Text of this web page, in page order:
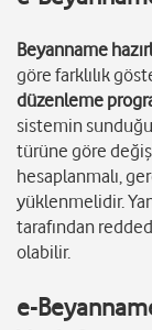
Beyanname
göre farklılık
düzenleme
sistemin
türüne göre
hesaplanmalı,
yüklenmelidir.
tarafından
olabilir.
e-